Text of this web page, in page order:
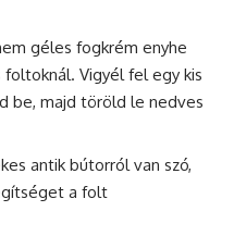
géles fogkrém enyhe
Vigyél fel egy kis
be, majd töröld le nedves
antik bútorról van szó,
a folt